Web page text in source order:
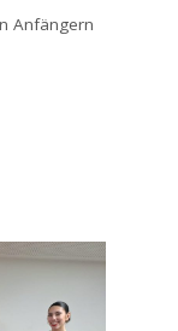
Anfängern